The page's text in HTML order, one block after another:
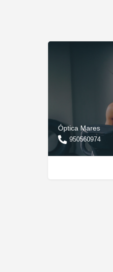
Óptica Mares
950560974